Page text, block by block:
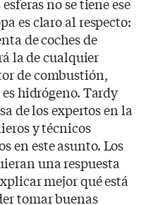
es claro al respecto:
de coches de
la de cualquier
de combustión,
hidrógeno. Tardy
de los expertos en la
y técnicos
en este asunto. Los
una respuesta
mejor qué está
tomar buenas